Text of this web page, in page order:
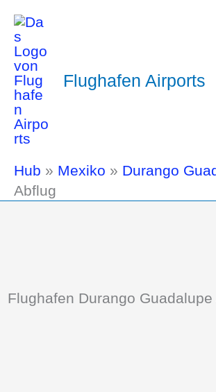
Flughafen Airports
Hub » Mexiko » Durango
Abflug
Flughafen Durango Guadalupe